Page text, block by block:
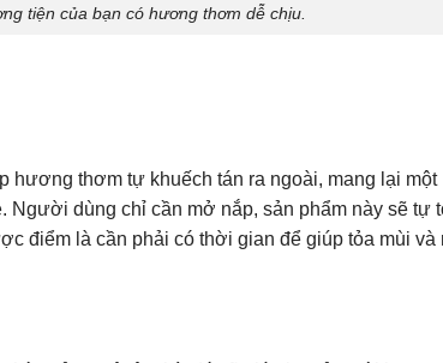
tiện của bạn có hương thơm dễ chịu.
hương thơm tự khuếch tán ra ngoài, mang lại một
dùng chỉ cần mở nắp, sản phẩm này sẽ tự
điểm là cần phải có thời gian để giúp tỏa mùi và